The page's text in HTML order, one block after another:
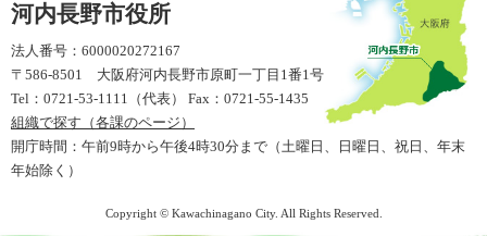
河内長野市役所
法人番号：6000020272167
〒586-8501 大阪府河内長野市原町一丁目1番1号
Tel：0721-53-1111（代表） Fax：0721-55-1435
組織で探す（各課のページ）
開庁時間：午前9時から午後4時30分まで（土曜日、日曜日、祝日、年末
年始除く）
Copyright © Kawachinagano City. All Rights Reserved.